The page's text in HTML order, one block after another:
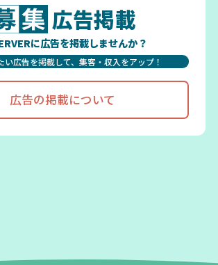
広告掲載
に広告を掲載しませんか？
い広告を掲載して、集客・収入をアップ！
広告の掲載について